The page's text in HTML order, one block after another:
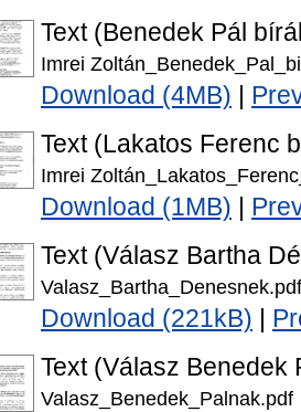
Text (Benedek Pál
Imrei
Download (4MB)
Text (Lakatos Ferenc
Imrei
Download (1MB)
Text (Válasz Bartha
Valasz_Bartha_Denesnek.pdf
Download (221kB)
Text (Válasz Benedek
Valasz_Benedek_Palnak.pdf